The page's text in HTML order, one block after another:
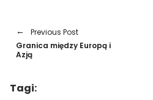
Previous Post
Granica między Europą i
Azją
Tagi: